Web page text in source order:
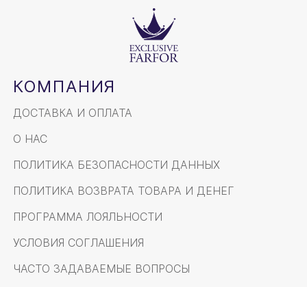
КОМПАНИЯ
ДОСТАВКА И ОПЛАТА
О НАС
ПОЛИТИКА БЕЗОПАСНОСТИ ДАННЫХ
ПОЛИТИКА ВОЗВРАТА ТОВАРА И ДЕНЕГ
ПРОГРАММА ЛОЯЛЬНОСТИ
УСЛОВИЯ СОГЛАШЕНИЯ
ЧАСТО ЗАДАВАЕМЫЕ ВОПРОСЫ